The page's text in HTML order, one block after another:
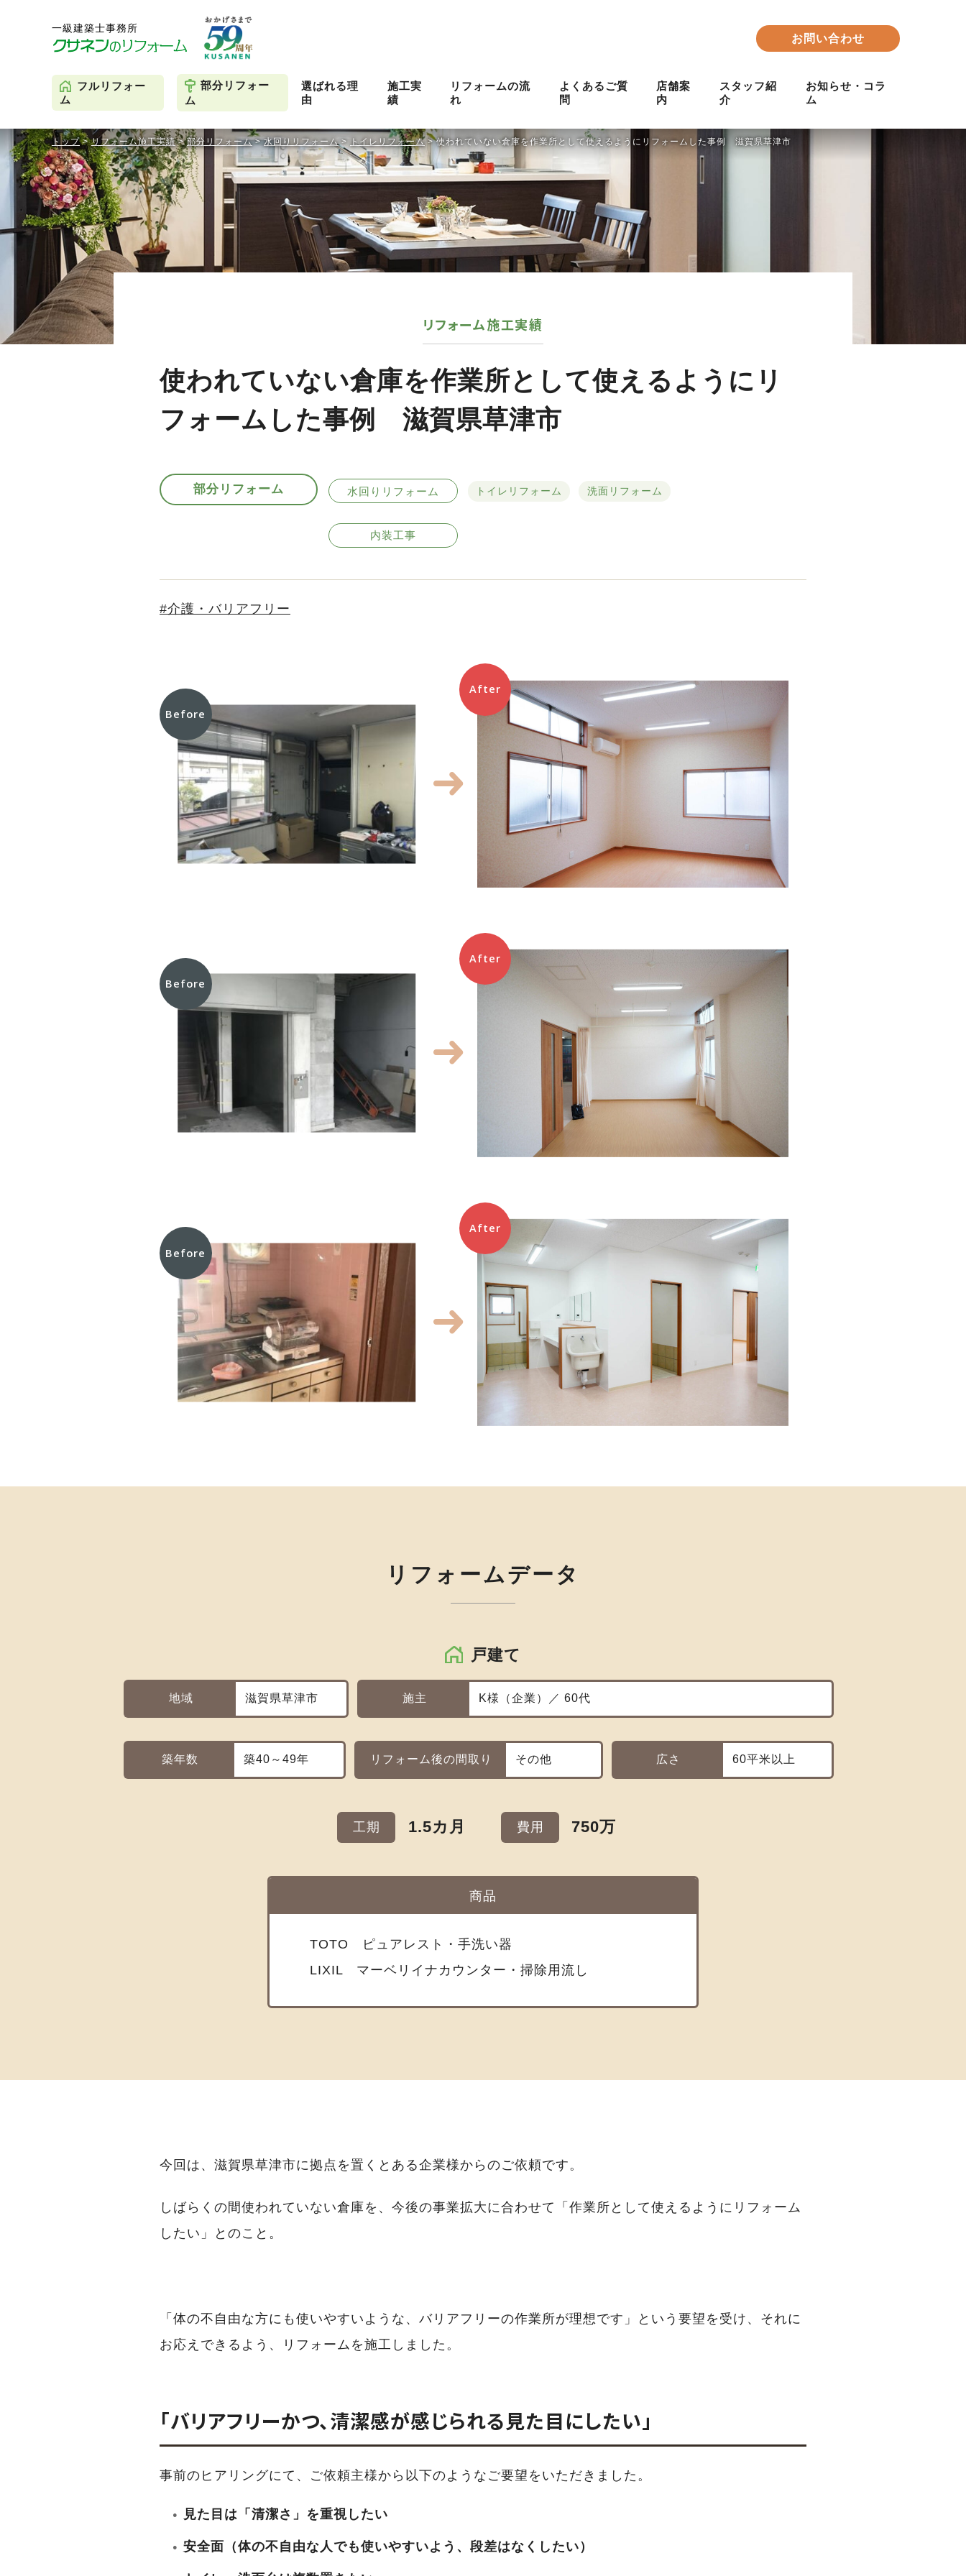
お問い合わせ
フルリフォー
ム
部分リフォー
ム
選ばれる理
由
施工実
績
リフォームの流
れ
よくあるご質
問
店舗案
内
スタッフ紹
介
お知らせ・コラ
ム
トップ>リフォーム施工実績>部分リフォーム>水回りリフォーム > トイレリフォーム >使われていない倉庫を作業所として使えるようにリフォームした事例 滋賀県草津市
リフォーム施工実績
使われていない倉庫を作業所として使えるようにリ
フォームした事例 滋賀県草津市
部分リフォーム 水回りリフォーム トイレリフォーム 洗面リフォーム
内装工事
介護・バリアフリー
Before
After
Before
After
Before
After
リフォームデータ
戸建て
地域 滋賀県草津市 施主 K様（企業）／ 60代
築年数 築40～49年 リフォーム後の間取り その他 広さ 60平米以上
工期 1.5カ月 費用 750万
商品
TOTO ピュアレスト・手洗い器
LIXIL マーベリイナカウンター・掃除用流し
今回は、滋賀県草津市に拠点を置くとある企業様からのご依頼です。
しばらくの間使われていない倉庫を、今後の事業拡大に合わせて「作業所として使えるようにリフォーム
したい」とのこと。
「体の不自由な方にも使いやすいような、バリアフリーの作業所が理想です」という要望を受け、それに
お応えできるよう、リフォームを施工しました。
「バリアフリーかつ、清潔感が感じられる見た目にしたい」
事前のヒアリングにて、ご依頼主様から以下のようなご要望をいただきました。
見た目は「清潔さ」を重視したい
安全面（体の不自由な人でも使いやすいよう、段差はなくしたい）